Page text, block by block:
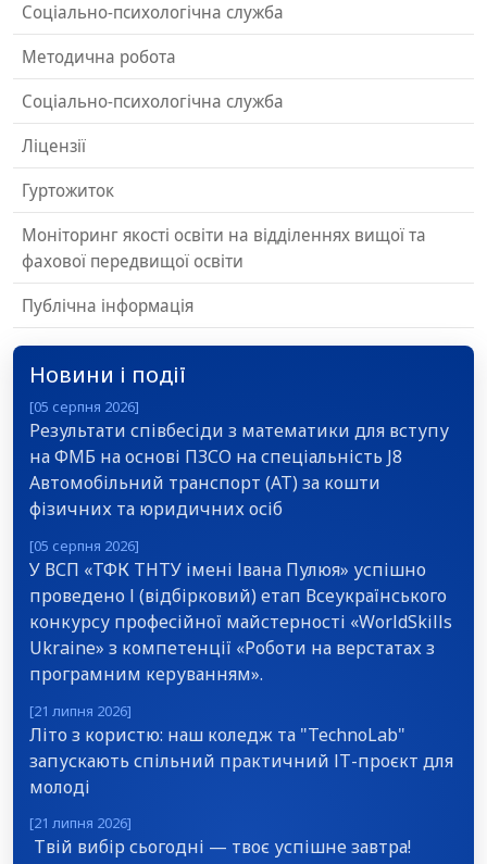
Соціально-психологічна служба
Методична робота
Соціально-психологічна служба
Ліцензії
Гуртожиток
Моніторинг якості освіти на відділеннях вищої та
фахової передвищої освіти
Публічна інформація
Новини і події
[05 серпня 2026]
Результати співбесіди з математики для вступу
на ФМБ на основі ПЗСО на спеціальність J8
Автомобільний транспорт (АТ) за кошти
фізичних та юридичних осіб
[05 серпня 2026]
У ВСП «ТФК ТНТУ імені Івана Пулюя» успішно
проведено І (відбірковий) етап Всеукраїнського
конкурсу професійної майстерності «WorldSkills
Ukraine» з компетенції «Роботи на верстатах з
програмним керуванням».
[21 липня 2026]
Літо з користю: наш коледж та "TechnoLab"
запускають спільний практичний ІТ-проєкт для
молоді
[21 липня 2026]
Твій вибір сьогодні — твоє успішне завтра!